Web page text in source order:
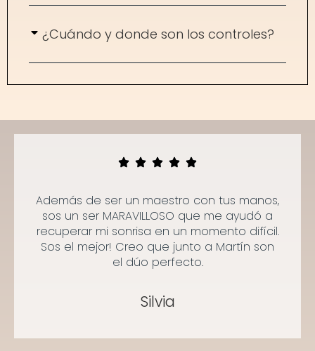
¿Cuándo y donde son los controles?
Además de ser un maestro con tus manos,
sos un ser MARAVILLOSO que me ayudó a
recuperar mi sonrisa en un momento difícil.
Sos el mejor! Creo que junto a Martín son
el dúo perfecto.
Silvia